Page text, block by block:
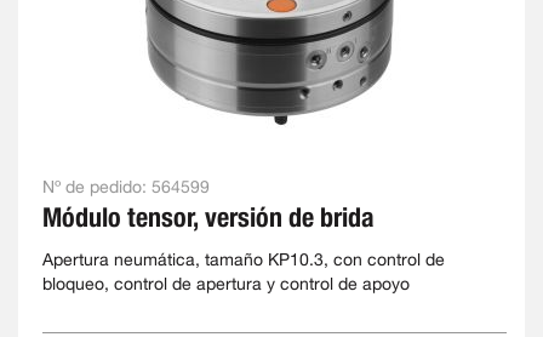
Nº de pedido: 564599
Módulo tensor, versión de brida
Apertura neumática, tamaño KP10.3, con control de
bloqueo, control de apertura y control de apoyo